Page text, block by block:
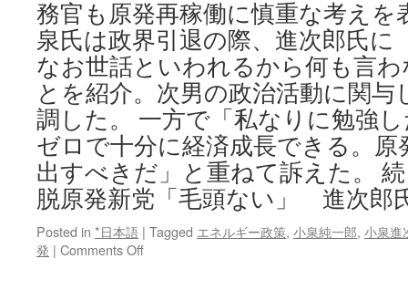
務官も原発再稼働に慎重な考えを
泉氏は政界引退の際、進次郎氏に
なお世話といわれるから何も言
とを紹介。次男の政治活動に関
調した。 一方で「私なりに勉強
ゼロで十分に経済成長できる。
出すべきだ」と重ねて訴えた。
脱原発新党「毛頭ない」 進次郎
Posted in *日本語 | Tagged エネルギー政策, 小泉純一郎, 小泉進
発 | Comments Offon